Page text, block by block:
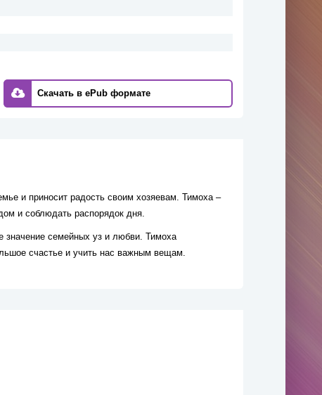
Скачать в ePub формате
и приносит радость своим хозяевам. Тимоха –
и соблюдать распорядок дня.
значение семейных уз и любви. Тимоха
счастье и учить нас важным вещам.